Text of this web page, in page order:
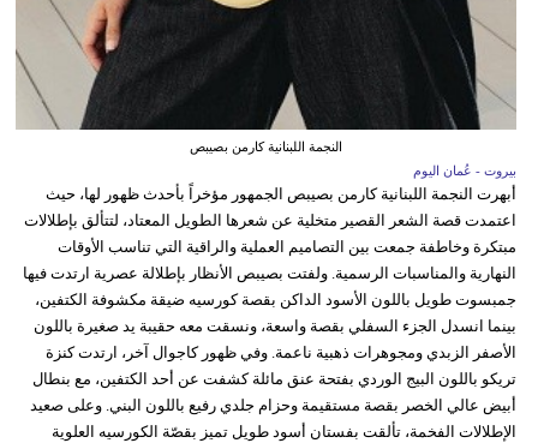
النجمة اللبنانية كارمن بصيبص
بيروت - عُمان اليوم
أبهرت النجمة اللبنانية كارمن بصيبص الجمهور مؤخراً بأحدث ظهور لها، حيث
اعتمدت قصة الشعر القصير متخلية عن شعرها الطويل المعتاد، لتتألق بإطلالات
مبتكرة وخاطفة جمعت بين التصاميم العملية والراقية التي تناسب الأوقات
النهارية والمناسبات الرسمية. ولفتت بصيبص الأنظار بإطلالة عصرية ارتدت فيها
جمبسوت طويل باللون الأسود الداكن بقصة كورسيه ضيقة مكشوفة الكتفين،
بينما انسدل الجزء السفلي بقصة واسعة، ونسقت معه حقيبة يد صغيرة باللون
الأصفر الزبدي ومجوهرات ذهبية ناعمة. وفي ظهور كاجوال آخر، ارتدت كنزة
تريكو باللون البيج الوردي بفتحة عنق مائلة كشفت عن أحد الكتفين، مع بنطال
أبيض عالي الخصر بقصة مستقيمة وحزام جلدي رفيع باللون البني. وعلى صعيد
الإطلالات الفخمة، تألقت بفستان أسود طويل تميز بقصّة الكورسيه العلوية